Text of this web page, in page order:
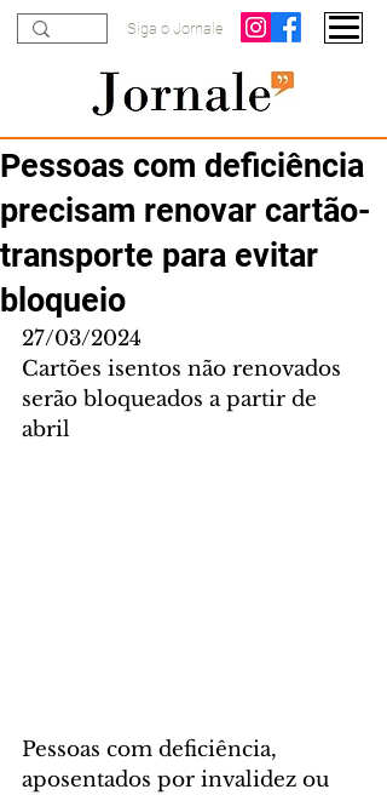
Siga o Jornale
Pessoas com deficiência
precisam renovar cartão-
transporte para evitar
bloqueio
27/03/2024
Cartões isentos não renovados
serão bloqueados a partir de
abril
Pessoas com deficiência,
aposentados por invalidez ou